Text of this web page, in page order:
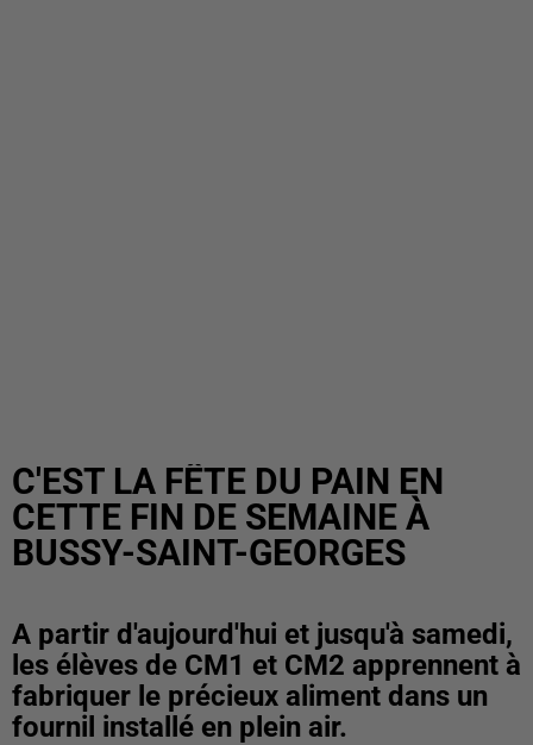
C'EST LA FÊTE DU PAIN EN
CETTE FIN DE SEMAINE À
BUSSY-SAINT-GEORGES
A partir d'aujourd'hui et jusqu'à samedi,
les élèves de CM1 et CM2 apprennent à
fabriquer le précieux aliment dans un
fournil installé en plein air.